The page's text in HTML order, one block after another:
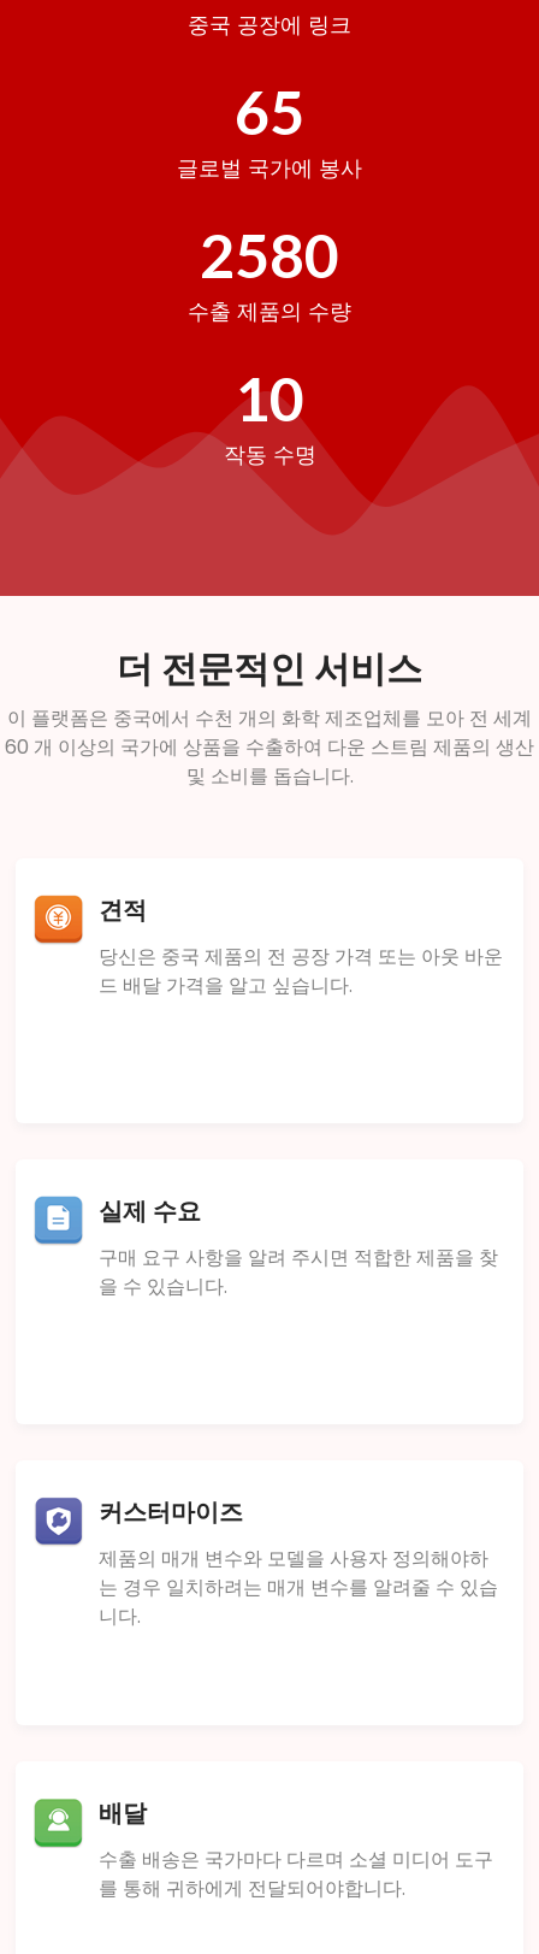
중국 공장에 링크
65
글로벌 국가에 봉사
2580
수출 제품의 수량
10
작동 수명
더 전문적인 서비스
이 플랫폼은 중국에서 수천 개의 화학 제조업체를 모아 전 세계
60 개 이상의 국가에 상품을 수출하여 다운 스트림 제품의 생산
및 소비를 돕습니다.
견적
당신은 중국 제품의 전 공장 가격 또는 아웃 바운
드 배달 가격을 알고 싶습니다.
실제 수요
구매 요구 사항을 알려 주시면 적합한 제품을 찾
을 수 있습니다.
커스터마이즈
제품의 매개 변수와 모델을 사용자 정의해야하
는 경우 일치하려는 매개 변수를 알려줄 수 있습
니다.
배달
수출 배송은 국가마다 다르며 소셜 미디어 도구
를 통해 귀하에게 전달되어야합니다.